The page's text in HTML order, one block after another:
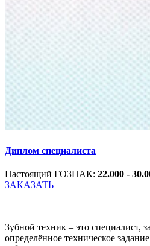
Диплом специалиста
Настоящий ГОЗНАК: 22.000 -
ЗАКАЗАТЬ
Зубной техник – это специалист,
определённое техническое